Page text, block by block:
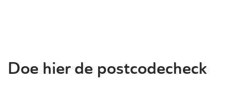
Doe hier de postcodecheck